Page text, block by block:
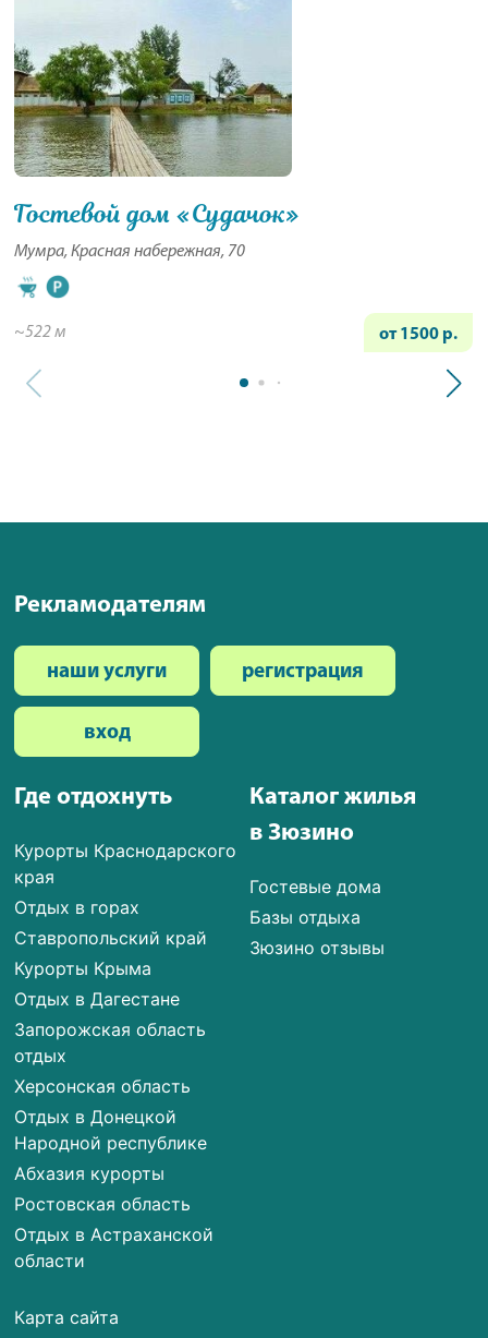
Гостевой дом «Судачок»
Мумра, Красная набережная, 70
~522 м от 1500 р.
Где отдохнуть
Курорты Краснодарского
края
Отдых в горах
Ставропольский край
Курорты Крыма
Отдых в Дагестане
Запорожская область
отдых
Херсонская область
Отдых в Донецкой
Народной республике
Абхазия курорты
Ростовская область
Отдых в Астраханской
области
Карта сайта
Каталог жилья
в Зюзино
Гостевые дома
Базы отдыха
Зюзино отзывы
Рекламодателям
наши услуги регистрация
вход